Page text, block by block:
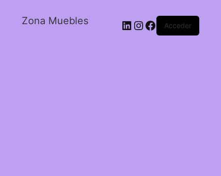
Zona Muebles Acceder